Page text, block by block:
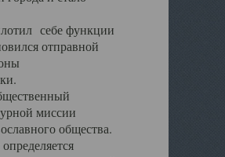
себе функции
отправной
миссии
общества.